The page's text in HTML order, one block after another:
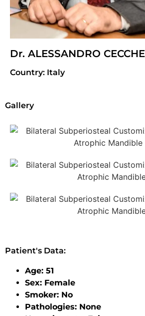
Dr. ALESSANDRO
Country: Italy
Gallery
Patient's Data:
Age: 51
Sex: Female
Smoker: No
Pathologies: None